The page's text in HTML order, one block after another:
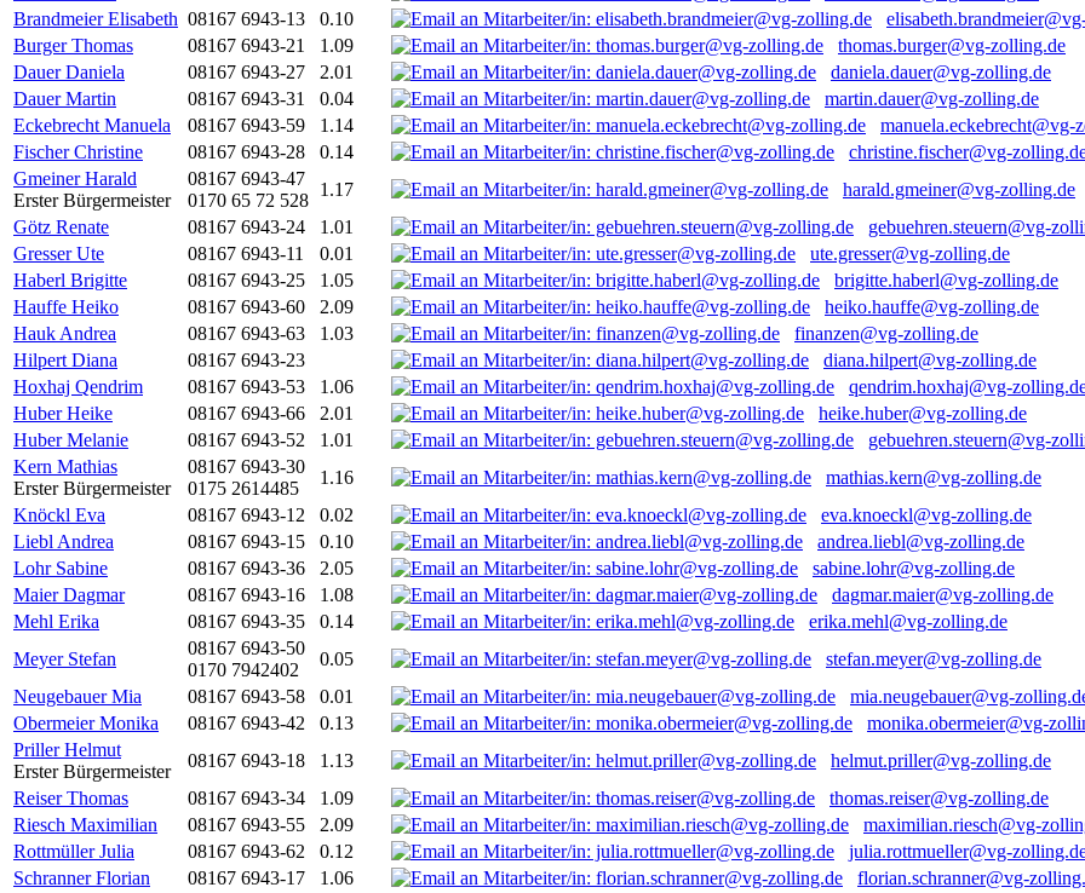
Brandmeier Elisabeth 08167 6943-13 0.10
Burger Thomas
08167 6943-21 1.09
thomas.burger@vg-zolling.de
Dauer Daniela
08167 6943-27 2.01
daniela.dauer@vg-zolling.de
Dauer Martin
08167 6943-31 0.04
martin.dauer@vg-zolling.de
Eckebrecht Manuela
08167 6943-59 1.14
manuela.eckebrecht@vg-
Fischer Christine
08167 6943-28 0.14
christine.fischer@vg-
Gmeiner Harald
Erster Bürgermeister
08167 6943-47
0170 65 72 528
1.17
harald.gmeiner@vg-zolling.de
Götz Renate
08167 6943-24 1.01
gebuehren.steuern@vg-
Gresser Ute
08167 6943-11 0.01
ute.gresser@vg-zolling.de
Haberl Brigitte
08167 6943-25 1.05
brigitte.haberl@vg-zolling.de
Hauffe Heiko
08167 6943-60 2.09
heiko.hauffe@vg-zolling.de
Hauk Andrea
08167 6943-63 1.03
finanzen@vg-zolling.de
Hilpert Diana
08167 6943-23
diana.hilpert@vg-zolling.de
Hoxhaj Qendrim
08167 6943-53 1.06
qendrim.hoxhaj@vg-
Huber Heike
08167 6943-66 2.01
heike.huber@vg-zolling.de
Huber Melanie
08167 6943-52 1.01
gebuehren.steuern@vg-
Kern Mathias
Erster Bürgermeister
08167 6943-30
0175 2614485
1.16
mathias.kern@vg-zolling.de
Knöckl Eva
08167 6943-12 0.02
eva.knoeckl@vg-zolling.de
Liebl Andrea
08167 6943-15 0.10
andrea.liebl@vg-zolling.de
Lohr Sabine
08167 6943-36 2.05
sabine.lohr@vg-zolling.de
Maier Dagmar
08167 6943-16 1.08
dagmar.maier@vg-zolling.de
Mehl Erika
08167 6943-35 0.14
erika.mehl@vg-zolling.de
Meyer Stefan
08167 6943-50
0170 7942402
0.05
stefan.meyer@vg-zolling.de
Neugebauer Mia
08167 6943-58 0.01
mia.neugebauer@vg-
Obermeier Monika
08167 6943-42 0.13
monika.obermeier@vg-
Priller Helmut
Erster Bürgermeister
08167 6943-18 1.13
helmut.priller@vg-zolling.de
Reiser Thomas
08167 6943-34 1.09
thomas.reiser@vg-zolling.de
Riesch Maximilian
08167 6943-55 2.09
maximilian.riesch@vg-
Rottmüller Julia
08167 6943-62 0.12
julia.rottmueller@vg-
Schranner Florian
08167 6943-17 1.06
florian.schranner@vg-